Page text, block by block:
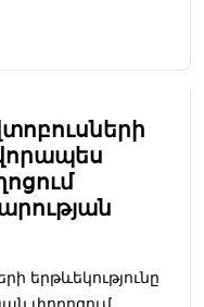
երթևեկությունը
փողոցում